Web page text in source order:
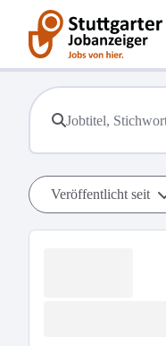
Veröffentlicht seit